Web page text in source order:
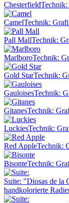
Chesterfield
CamelTechnik:
Pall MallTechnik:
MarlboroTechnik:
Gold StarTechnik:
GauloisesTechnik:
GitanesTechnik:
LuckiesTechnik:
Red AppleTechnik:
BisonteTechnik:
Suite: "Diosas de la
handkolorierte